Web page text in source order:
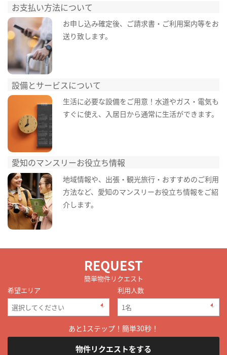
お支払い方法について
お申し込み確定後、ご請求書・ご利用案内等をお
送り致します。
設備とサービスについて
生活に必要な設備をご用意！水道やガス・電気も
すぐに使え、入居日から通常に生活ができます。
愛知のマンスリーお役立ち情報
地域情報や、出張・観光旅行・おすすめのご利用
方法など、愛知のマンスリーお役立ち情報をご紹
介します。
REQUEST
簡単物件リクエスト
希望エリア
利用人数
あと1ステップ！簡単30秒！
物件リクエストをする